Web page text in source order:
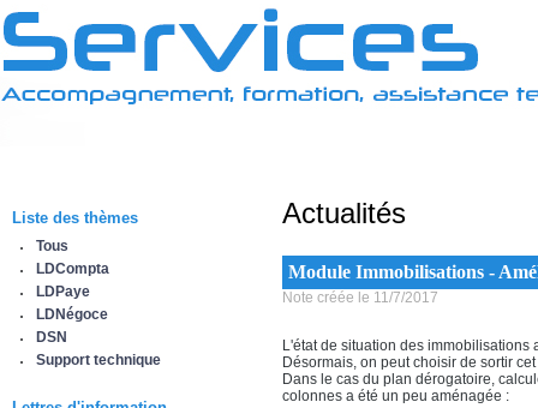
LDPaye
LDNégoce
Modules additionnels
Formations
Support
Assistance en ligne /
Infrastructure
Matériels
Hébergement
Sauvegarde déportée
Infogérance
Liste des thèmes
Tous
LDCompta
LDPaye
LDNégoce
DSN
Support technique
Actualités
Module Immobilisations -
Note créée le 11/7/2017
L'état de situation des
Désormais, on peut choisir de sortir
Dans le cas du plan dérogatoire,
colonnes a été un peu aménagée :